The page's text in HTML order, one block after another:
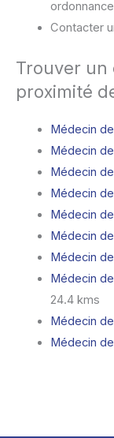
Contacter
Trouver un
proximité
Médecin
Médecin
Médecin
Médecin
Médecin
Médecin
Médecin
Médecin
24.4 kms
Médecin
Médecin